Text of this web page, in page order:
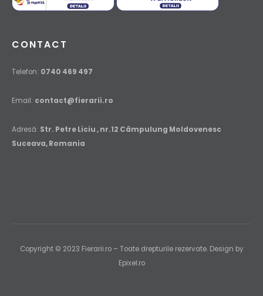
CONTACT
Telefon: 0740 469 497
Email: contact@fierarii.ro
Adresă: Str. Petre Liciu , nr.12 Câmpulung Moldovenesc
Suceava, Romania
Copyright © 2023 Fierarii.ro – Toate drepturile rezervate. Design by
Epixel.ro